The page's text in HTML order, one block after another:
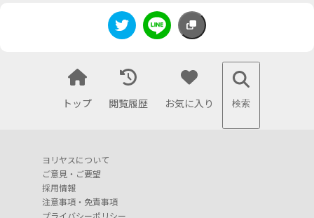
トップ 閲覧履歴 お気に入り 検索
ヨリヤスについて
ご意見・ご要望
採用情報
注意事項・免責事項